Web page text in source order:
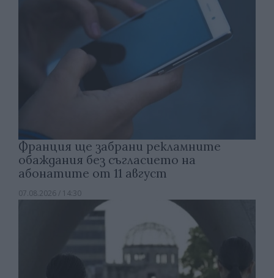
Франция ще забрани рекламните
обаждания без съгласието на
абонатите от 11 август
07.08.2026 / 14:30